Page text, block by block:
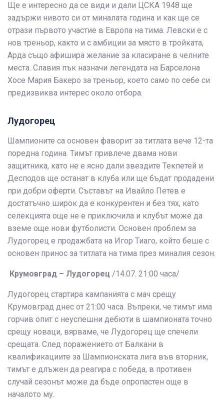
Ще е интересно да се види и дали ЦСКА 1948 ще
задържи нивото си от миналата година и как ще се
отрази първото участие в Европа на тима. Левски е с
нов треньор, както и с амбиции за място в тройката,
Арда също афишира желание за класиране в челните
места. Славия пък назначи легендата на Барселона
Хосе Мария Бакеро за треньор, което само по себе си
предизвиква интерес около отбора.
Лудогорец
Шампионите са основен фаворит за титлата вече 12-та
поредна година. Тимът привлече двама нови
защитника, като не е ясно дали звездите Текпетей и
Десподов ще останат в клуба или ще бъдат продадени
при добри оферти. Съставът на Ивайло Петев е
достатъчно широк да е конкурентен и без тях, като
селекцията още не е приключила и клубът може да
вземе още нови футболисти. Основен проблем за
Лудогорец е продажбата на Игор Тиаго, който беше с
основен принос за титлата на тима през миналия сезон.
Крумовград – Лудогорец /14.07. 21:00 часа/
Лудогорец стартира кампанията с мач срещу
Крумовград днес от 21:00 часа. Въпреки, че тимът има
горчив опит с неуспешни дебюти в шампионата точно
срещу новаци, вярваме, че Лудогорец ще спечели
срещата. След поражението от Балкани в
квалификациите за Шампионската лига във вторник,
тимът е длъжен да реагира с победа, в противен
случай сезонът може да бъде опропастен още в
началото му.